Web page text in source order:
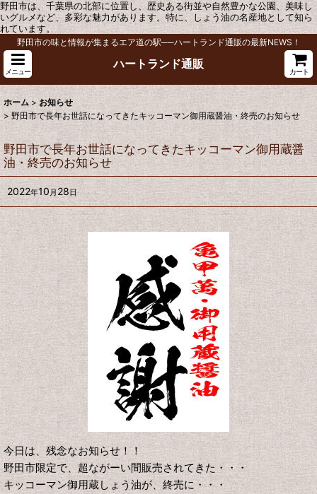
野田市は、千葉県の北部に位置し、歴史ある街並や自然豊かな公園、美味し
いグルメなど、多彩な魅力があります。特に、しょう油の名産地として知ら
れています。
野田市の味と情報が集まるエア道の駅──ハートランド通販の最新NEWS！
メニュー
ハートランド通販
カート
ホーム > お知らせ
> 野田市で長年お世話になってきたキッコーマン御用蔵醤油・終売のお知らせ
野田市で長年お世話になってきたキッコーマン御用蔵醤
油・終売のお知らせ
2022年10月28日
今日は、残念なお知らせ！！
野田市限定で、超ながーい間販売されてきた・・・
キッコーマン御用蔵しょう油が、終売に・・・